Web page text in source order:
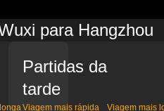
para Hangzhou
Partidas da
tarde
Viagem mais rápida Viagem mais